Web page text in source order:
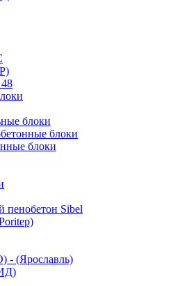
блоки
блоки
блоки
пенобетон Sibel
- (Ярославль)